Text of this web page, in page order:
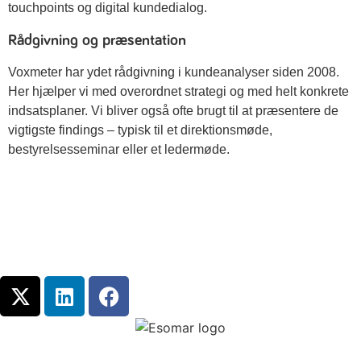
touchpoints og digital kundedialog.
Rådgivning og præsentation
Voxmeter har ydet rådgivning i kundeanalyser siden 2008.
Her hjælper vi med overordnet strategi og med helt konkrete
indsatsplaner. Vi bliver også ofte brugt til at præsentere de
vigtigste findings – typisk til et direktionsmøde,
bestyrelsesseminar eller et ledermøde.